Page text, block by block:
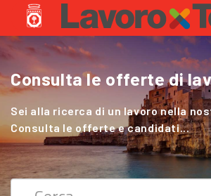
Consulta le offerte di
Sei alla ricerca di un lavoro nella
Consulta le offerte e candidati...
Cerchi Lavoro nel
?
Sei alla ricerca di un lavoro nella
Consulta le offerte e candidati...